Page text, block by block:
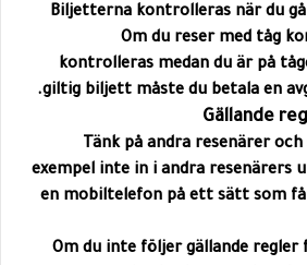
Biljetterna kontrolleras när du
Om du reser med tåg
kontrolleras medan du är på
giltig biljett måste du betala en
Gällande
Tänk på andra resenärer
exempel inte in i andra resenärers
en mobiltelefon på ett sätt som
Om du inte följer gällande regler